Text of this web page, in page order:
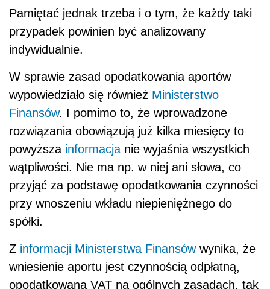
Pamiętać jednak trzeba i o tym, że każdy taki
przypadek powinien być analizowany
indywidualnie.
W sprawie zasad opodatkowania aportów
wypowiedziało się również Ministerstwo
Finansów. I pomimo to, że wprowadzone
rozwiązania obowiązują już kilka miesięcy to
powyższa informacja nie wyjaśnia wszystkich
wątpliwości. Nie ma np. w niej ani słowa, co
przyjąć za podstawę opodatkowania czynności
przy wnoszeniu wkładu niepieniężnego do
spółki.
Z informacji Ministerstwa Finansówwynika, że
wniesienie aportu jest czynnością odpłatną,
opodatkowaną VAT na ogólnych zasadach, tak